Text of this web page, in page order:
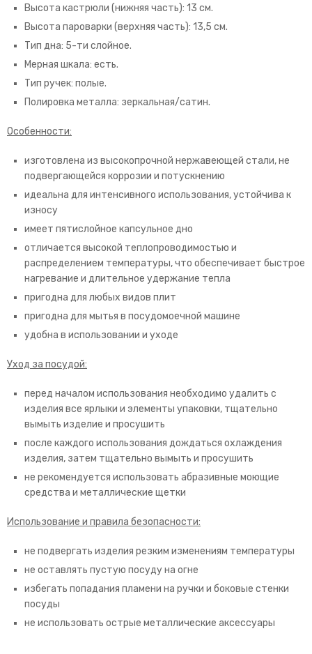
Высота кастрюли (нижняя часть): 13 см.
Высота пароварки (верхняя часть): 13,5 см.
Тип дна: 5-ти слойное.
Мерная шкала: есть.
Тип ручек: полые.
Полировка металла: зеркальная/сатин.
Особенности:
изготовлена из высокопрочной нержавеющей стали, не
подвергающейся коррозии и потускнению
идеальна для интенсивного использования, устойчива к
износу
имеет пятислойное капсульное дно
отличается высокой теплопроводимостью и
распределением температуры, что обеспечивает быстрое
нагревание и длительное удержание тепла
пригодна для любых видов плит
пригодна для мытья в посудомоечной машине
удобна в использовании и уходе
Уход за посудой:
перед началом использования необходимо удалить с
изделия все ярлыки и элементы упаковки, тщательно
вымыть изделие и просушить
после каждого использования дождаться охлаждения
изделия, затем тщательно вымыть и просушить
не рекомендуется использовать абразивные моющие
средства и металлические щетки
Использование и правила безопасности:
не подвергать изделия резким изменениям температуры
не оставлять пустую посуду на огне
избегать попадания пламени на ручки и боковые стенки
посуды
не использовать острые металлические аксессуары